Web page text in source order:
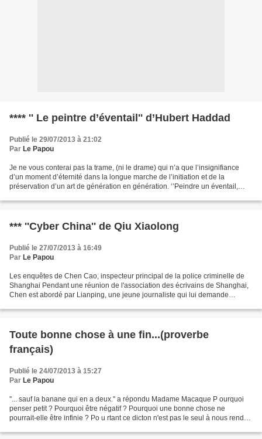
**** '' Le peintre d’éventail'' d’Hubert Haddad
Publié le 29/07/2013 à 21:02
Par Le Papou
Je ne vous conterai pas la trame, (ni le drame) qui n’a que l’insignifiance
d’un moment d’éternité dans la longue marche de l’initiation et de la
préservation d’un art de génération en génération. ‘’Peindre un éventail,
*** ''Cyber China'' de Qiu Xiaolong
Publié le 27/07/2013 à 16:49
Par Le Papou
Les enquêtes de Chen Cao, inspecteur principal de la police criminelle de
Shanghai Pendant une réunion de l'association des écrivains de Shanghai,
Chen est abordé par Lianping, une jeune journaliste qui lui demande
Toute bonne chose à une fin...(proverbe
français)
Publié le 24/07/2013 à 15:27
Par Le Papou
''... sauf la banane qui en a deux.'' a répondu Madame Macaque P ourquoi
penser petit ? Pourquoi être négatif ? Pourquoi une bonne chose ne
pourrait-elle être infinie ? Po u rtant ce dicton n'est pas le seul à nous rendre